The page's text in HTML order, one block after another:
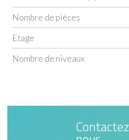
Nombre de pièces
Etage
Nombre de niveaux
Contactez